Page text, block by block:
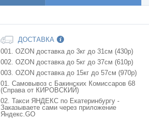
ДОСТАВКА
001. OZON доставка до 3кг до 31см (430р)
002. OZON доставка до 5кг до 37см (610р)
003. OZON доставка до 15кг до 57см (970р)
01. Самовывоз с Бакинских Комиссаров 68
(Справа от КИРОВСКИЙ)
02. Такси ЯНДЕКС по Екатеринбургу -
Заказываете сами через приложение
Яндекс.GO